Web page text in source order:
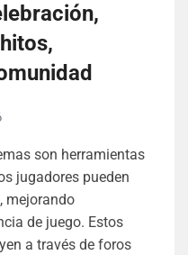
son herramientas
jugadores pueden
mejorando
de juego. Estos
a través de foros